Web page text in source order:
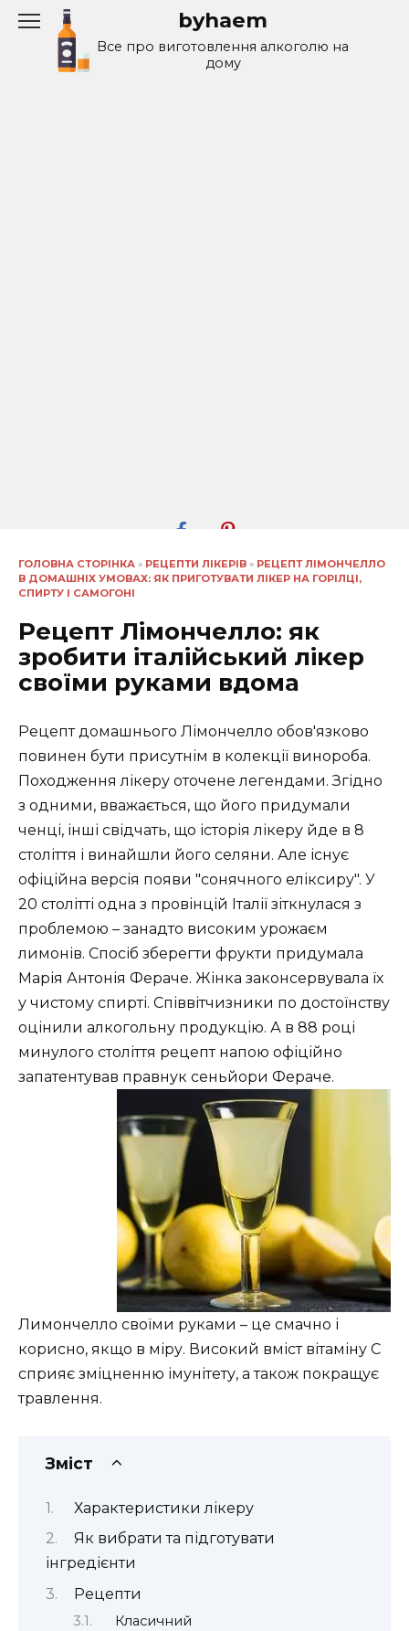
Перейти
содержанию
byhaem
Все про виготовлення алкоголю на
дому
ГОЛОВНА СТОРІНКА » РЕЦЕПТИ ЛІКЕРІВ » РЕЦЕПТ ЛІМОНЧЕЛЛО
В ДОМАШНІХ УМОВАХ: ЯК ПРИГОТУВАТИ ЛІКЕР НА ГОРІЛЦІ,
СПИРТУ І САМОГОНІ
Рецепт Лімончелло: як
зробити італійський лікер
своїми руками вдома
Рецепт домашнього Лімончелло обов'язково
повинен бути присутнім в колекції винороба.
Походження лікеру оточене легендами. Згідно
з одними, вважається, що його придумали
ченці, інші свідчать, що історія лікеру йде в 8
століття і винайшли його селяни. Але існує
офіційна версія появи "сонячного еліксиру". У
20 столітті одна з провінцій Італії зіткнулася з
проблемою – занадто високим урожаєм
лимонів. Спосіб зберегти фрукти придумала
Марія Антонія Фераче. Жінка законсервувала їх
у чистому спирті. Співвітчизники по достоїнству
оцінили алкогольну продукцію. А в 88 році
минулого століття рецепт напою офіційно
запатентував правнук сеньйори Фераче.
Лимончелло своїми руками – це смачно і
корисно, якщо в міру. Високий вміст вітаміну C
сприяє зміцненню імунітету, а також покращує
травлення.
Зміст
Характеристики лікеру
Як вибрати та підготувати
інгредієнти
Рецепти
Класичний